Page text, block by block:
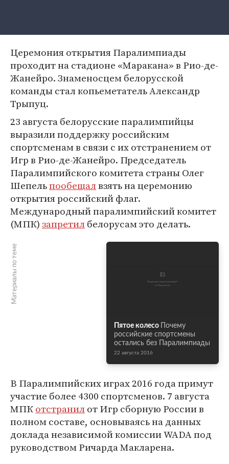
Церемония открытия Паралимпиады
проходит на стадионе «Маракана» в Рио-де-
Жанейро. Знаменосцем белорусской
команды стал копьеметатель Александр
Трыпуц.
23 августа белорусские паралимпийцы
выразили поддержку российским
спортсменам в связи с их отстранением от
Игр в Рио-де-Жанейро. Председатель
Паралимпийского комитета страны Олег
Шепельпообещалвзять на церемонию
открытия российский флаг.
Международный паралимпийский комитет
(МПК)запретилбелорусам это делать.
Материалы по теме
Пятое колесо
Почему
российские спортсмены
остались без Паралимпиады
22 августа 2016
В Паралимпийских играх 2016 года примут
участие более 4300 спортсменов. 7 августа
МПКотстранилот Игр сборную России в
полном составе, основываясь на данных
доклада независимой комиссии WADA под
руководством Ричарда Макларена.